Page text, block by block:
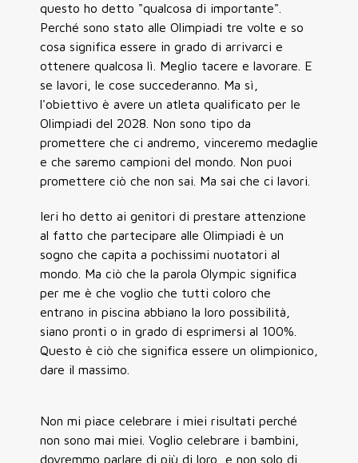
questo ho detto "qualcosa di importante".
Perché sono stato alle Olimpiadi tre volte e so
cosa significa essere in grado di arrivarci e
ottenere qualcosa lì. Meglio tacere e lavorare. E
se lavori, le cose succederanno. Ma sì,
l'obiettivo è avere un atleta qualificato per le
Olimpiadi del 2028. Non sono tipo da
promettere che ci andremo, vinceremo medaglie
e che saremo campioni del mondo. Non puoi
promettere ciò che non sai. Ma sai che ci lavori.
Ieri ho detto ai genitori di prestare attenzione
al fatto che partecipare alle Olimpiadi è un
sogno che capita a pochissimi nuotatori al
mondo. Ma ciò che la parola Olympic significa
per me è che voglio che tutti coloro che
entrano in piscina abbiano la loro possibilità,
siano pronti o in grado di esprimersi al 100%.
Questo è ciò che significa essere un olimpionico,
dare il massimo.
Non mi piace celebrare i miei risultati perché
non sono mai miei. Voglio celebrare i bambini,
dovremmo parlare di più di loro, e non solo di